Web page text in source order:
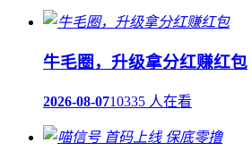
牛毛圈，升级拿分红赚红包
2026-08-0710335 人在看